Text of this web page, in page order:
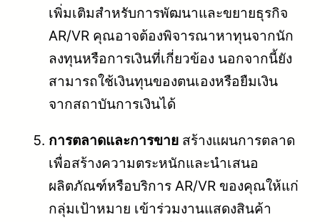
เพิ่มเติมสำหรับการพัฒนาและขยายธุรกิจ
AR/VR คุณอาจต้องพิจารณาหาทุนจากนัก
ลงทุนหรือการเงินที่เกี่ยวข้อง นอกจากนี้ยัง
สามารถใช้เงินทุนของตนเองหรือยืมเงิน
จากสถาบันการเงินได้
การตลาดและการขาย สร้างแผนการตลาด
เพื่อสร้างความตระหนักและนำเสนอ
ผลิตภัณฑ์หรือบริการ AR/VR ของคุณให้แก่
กลุ่มเป้าหมาย เข้าร่วมงานแสดงสินค้า